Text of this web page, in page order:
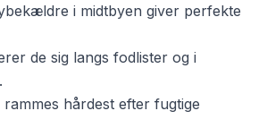
i midtbyen giver perfekte
de sig langs fodlister og i
hårdest efter fugtige